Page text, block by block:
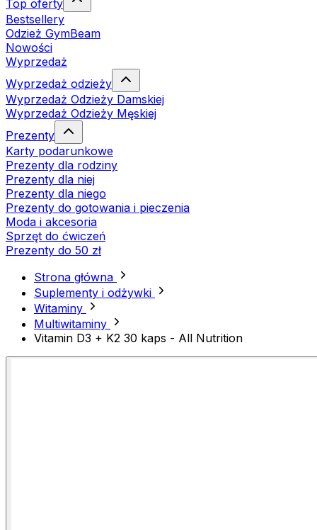
Top oferty
Bestsellery
Odzież GymBeam
Nowości
Wyprzedaż
Wyprzedaż odzieży
Wyprzedaż Odzieży Damskiej
Wyprzedaż Odzieży Męskiej
Prezenty
Karty podarunkowe
Prezenty dla rodziny
Prezenty dla niej
Prezenty dla niego
Prezenty do gotowania i pieczenia
Moda i akcesoria
Sprzęt do ćwiczeń
Prezenty do 50 zł
Strona główna
Suplementy i odżywki
Witaminy
Multiwitaminy
Vitamin D3 + K2 30 kaps - All Nutrition